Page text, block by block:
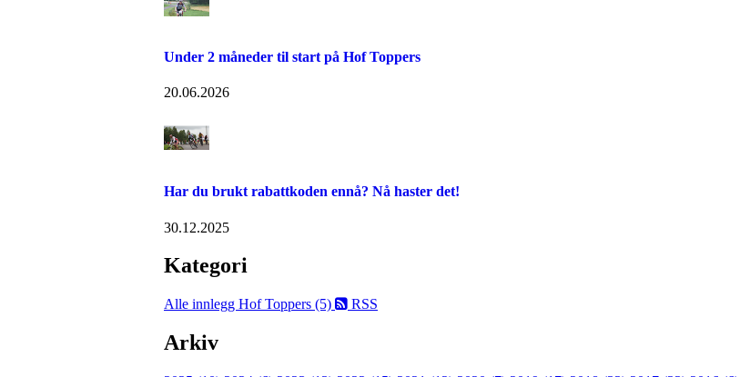
Under 2 måneder til start på Hof Toppers
20.06.2026
Har du brukt rabattkoden ennå? Nå haster det!
30.12.2025
Kategori
Alle innlegg Hof Toppers (5) RSS
Arkiv